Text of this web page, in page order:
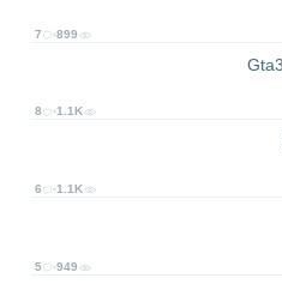
7 899
8 1.1K
6 1.1K
5 949